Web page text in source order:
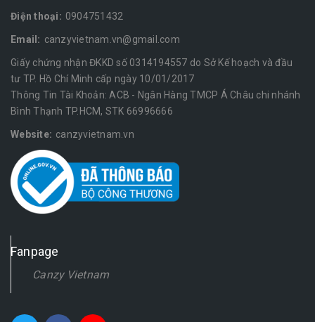
Điện thoại: 0904751432
Email: canzyvietnam.vn@gmail.com
Giấy chứng nhận ĐKKD số 0314194557 do Sở Kế hoạch và đầu
tư TP. Hồ Chí Minh cấp ngày 10/01/2017
Thông Tin Tài Khoản: ACB - Ngân Hàng TMCP Á Châu chi nhánh
Bình Thạnh TP.HCM, STK 66996666
Website: canzyvietnam.vn
Fanpage
Canzy Vietnam